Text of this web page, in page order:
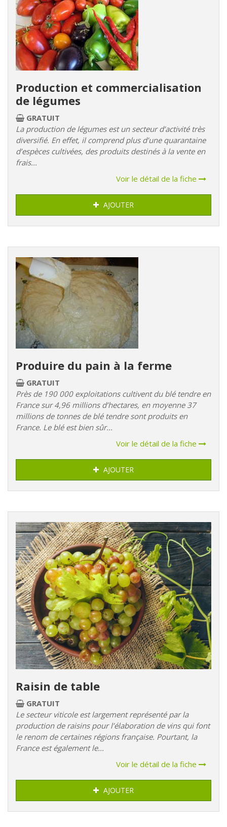
Production et commercialisation
de légumes
GRATUIT
La production de légumes est un secteur d’activité très
diversifié. En effet, il comprend plus d’une quarantaine
d’espèces cultivées, des produits destinés à la vente en
frais...
Voir le détail de la fiche
AJOUTER
Produire du pain à la ferme
GRATUIT
Près de 190 000 exploitations cultivent du blé tendre en
France sur 4,96 millions d’hectares, en moyenne 37
millions de tonnes de blé tendre sont produits en
France. Le blé est bien sûr...
Voir le détail de la fiche
AJOUTER
Raisin de table
GRATUIT
Le secteur viticole est largement représenté par la
production de raisins pour l’élaboration de vins qui font
le renom de certaines régions française. Pourtant, la
France est également le...
Voir le détail de la fiche
AJOUTER